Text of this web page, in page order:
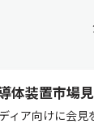
体装置市場
ィア向けに会見